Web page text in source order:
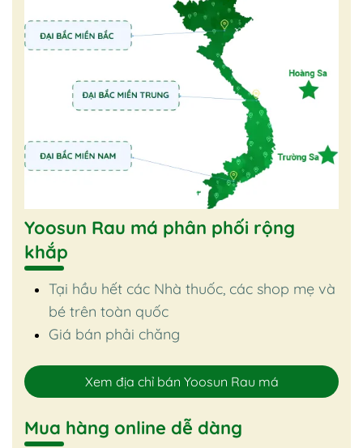
Yoosun Rau má phân phối rộng
khắp
Tại hầu hết các Nhà thuốc, các shop mẹ và
bé trên toàn quốc
Giá bán phải chăng
Xem địa chỉ bán Yoosun Rau má
Mua hàng online dễ dàng